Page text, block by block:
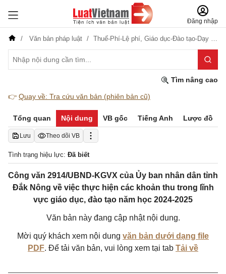
Đăng nhập
Văn bản pháp luật Thuế-Phí-Lệ phí, Giáo dục-Đào tạo-Dạy nghề
Tìm nâng cao
👉 Quay về: Tra cứu văn bản (phiên bản cũ)
Tổng quan Nội dung VB gốc Tiếng Anh Lược đồ
Lưu Theo dõi VB
Tình trạng hiệu lực: Đã biết
Công văn 2914/UBND-KGVX của Ủy ban nhân dân tỉnh
Đắk Nông về việc thực hiện các khoản thu trong lĩnh
vực giáo dục, đào tạo năm học 2024-2025
Văn bản này đang cập nhật nội dung.
Mời quý khách xem nội dung văn bản dưới dạng file
PDF. Để tải văn bản, vui lòng xem tại tab Tải về